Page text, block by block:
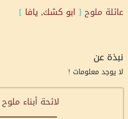
عائلة ملوح [ ابو كشك, يافا ]
نبذة عن
لا يوجد معلومات !
لائحة أبناء